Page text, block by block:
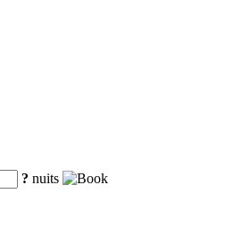
? nuits